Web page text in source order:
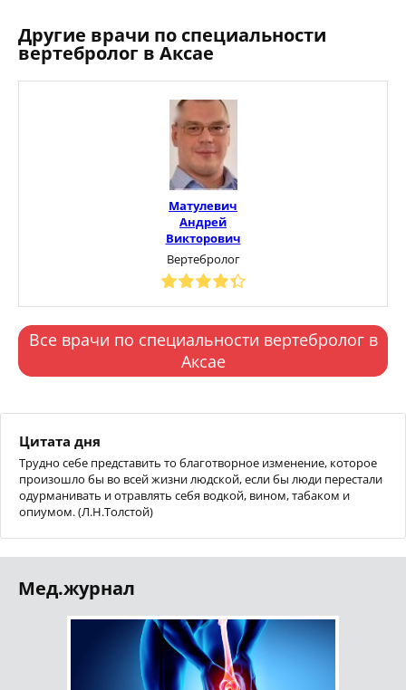
Другие врачи по специальности
вертебролог в Аксае
Матулевич
Андрей
Викторович
Вертебролог
Все врачи по специальности вертебролог в
Аксае
Цитата дня
Трудно себе представить то благотворное изменение, которое
произошло бы во всей жизни людской, если бы люди перестали
одурманивать и отравлять себя водкой, вином, табаком и
опиумом. (Л.Н.Толстой)
Мед.журнал